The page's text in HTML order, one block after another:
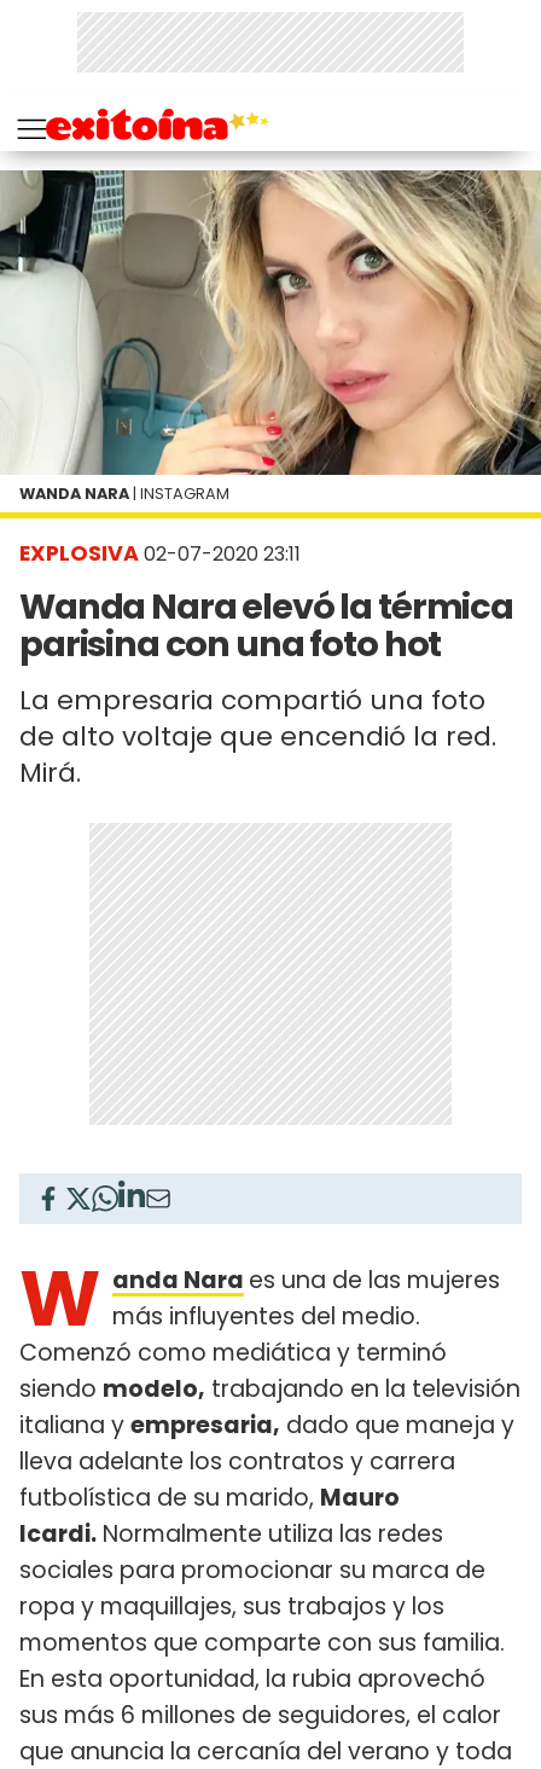
EXPLOSIVA02-07-2020 23:11
Wanda Nara elevó la térmica
parisina con una foto hot
La empresaria compartió una foto
de alto voltaje que encendió la red.
Mirá.
WANDA NARA | INSTAGRAM
W anda Nara es una de las mujeres
más influyentes del medio.
Comenzó como mediática y terminó
siendo modelo, trabajando en la televisión
italiana yempresaria, dado que maneja y
lleva adelante los contratos y carrera
futbolística de su marido, Mauro
Icardi. Normalmente utiliza las redes
sociales para promocionar su marca de
ropa y maquillajes, sus trabajos y los
momentos que comparte con sus familia.
En esta oportunidad, la rubia aprovechó
sus más 6 millones de seguidores, el calor
que anuncia la cercanía del verano y toda